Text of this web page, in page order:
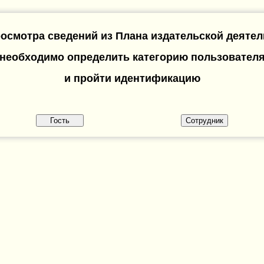
сведений из Плана издательской
определить категорию пользователя
и пройти идентификацию